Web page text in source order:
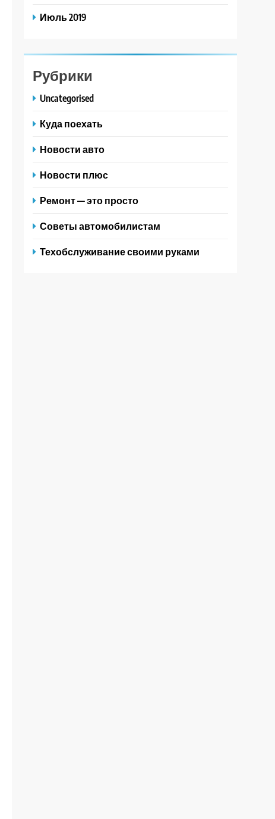
Июль 2019
Рубрики
Uncategorised
Куда поехать
Новости авто
Новости плюс
Ремонт — это просто
Советы автомобилистам
Техобслуживание своими руками